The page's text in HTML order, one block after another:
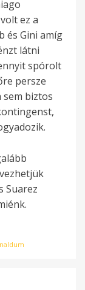
ez a
és Gini amíg
látni
spórolt
persze
sem biztos
Suarez